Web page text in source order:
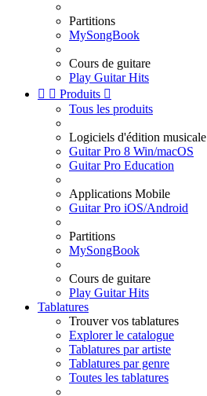
Partitions
MySongBook
Cours de guitare
Play Guitar Hits
  Produits 
Tous les produits
Logiciels d'édition musicale
Guitar Pro 8 Win/macOS
Guitar Pro Education
Applications Mobile
Guitar Pro iOS/Android
Partitions
MySongBook
Cours de guitare
Play Guitar Hits
Tablatures
Trouver vos tablatures
Explorer le catalogue
Tablatures par artiste
Tablatures par genre
Toutes les tablatures